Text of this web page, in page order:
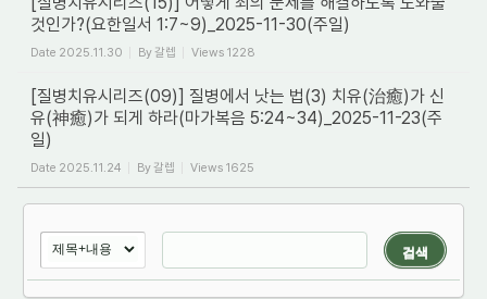
것인가?(요한일서 1:7~9)_2025-11-30(주일)
Date 2025.11.30 By갈렙 Views 1228
[질병치유시리즈(09)] 질병에서 낫는 법(3) 치유(治癒)가 신
유(神癒)가 되게 하라(마가복음 5:24~34)_2025-11-23(주
일)
Date 2025.11.24 By갈렙 Views 1625
검색